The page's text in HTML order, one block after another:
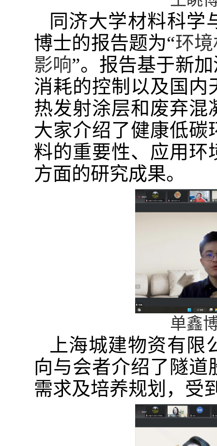
同济大学材料科学
博士的报告题为“环
影响”。报告基于新
消耗的控制以及国内
热发射涂层和废弃混
大家介绍了健康低碳
料的重要性、应用环
方面的研究成果。
单鑫
上海城建物资有
向与会者介绍了隧
需求及培养规划，受